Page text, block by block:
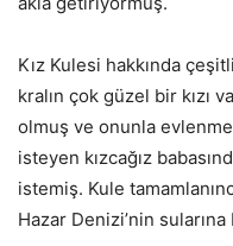
Kız Kulesi hakkında
kralın çok güzel bir kızı
olmuş ve onunla
isteyen kızcağız
istemiş. Kule
Hazar Denizi’nin sularına